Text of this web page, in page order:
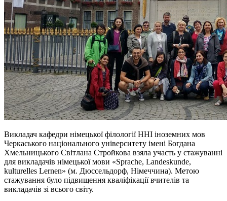
Викладач кафедри німецької філології ННІ іноземних мов
Черкаського національного університету імені Богдана
Хмельницького Світлана Стройкова взяла участь у стажуванні
для викладачів німецької мови «Sprache, Landeskunde,
kulturelles Lernen» (м. Дюссельдорф, Німеччина). Метою
стажування було підвищення кваліфікації вчителів та
викладачів зі всього світу.